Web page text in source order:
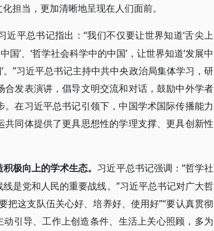
担当，更加清晰地呈现在人们面前。
近平总书记指出：“我们不仅要让世界知道‘舌尖上
国’、‘哲学社会科学中的中国’，让世界知道‘发展中
。”习近平总书记主持中共中央政治局集体学习，研
发表演讲，倡导文明交流和对话，鼓励中外学者
在习近平总书记引领下，中国学术国际传播能力
同体提供了更具思想性的学理支撑、更具创新性
极向上的学术生态。 习近平总书记强调： “哲学社
是党和人民的重要战线。”习近平总书记对广大哲
这支队伍关心好、培养好、使用好”“要认真贯彻
引导、工作上创造条件、生活上关心照顾，多为